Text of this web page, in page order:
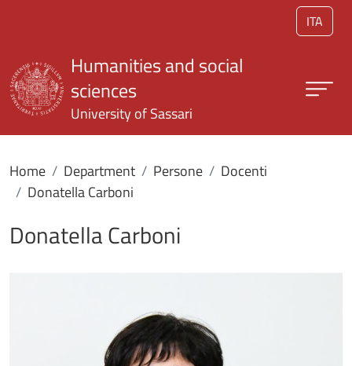
ITA
Humanities and social
sciences
University of Sassari
Home Department Persone
Docenti
Donatella Carboni
Donatella Carboni